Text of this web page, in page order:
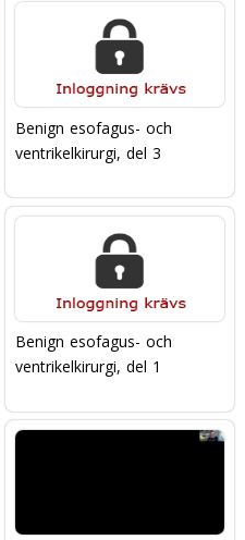
Benign esofagus- och
ventrikelkirurgi, del 3
Benign esofagus- och
ventrikelkirurgi, del 1